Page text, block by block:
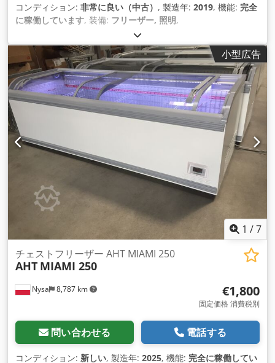
コンディション: 非常に良い（中古） , 製造年: 2019, 機能: 完全
に稼働しています, 装備: フリーザー, 照明,
小型広告
1 /7
Nysa 8,787 km
チェストフリーザー AHT MIAMI 250
AHT MIAMI 250
€1,800
固定価格 消費税別
問い合わせる 電話する
コンディション: 新しい, 製造年: 2025, 機能: 完全に稼働してい